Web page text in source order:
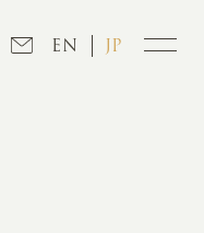
EN JP